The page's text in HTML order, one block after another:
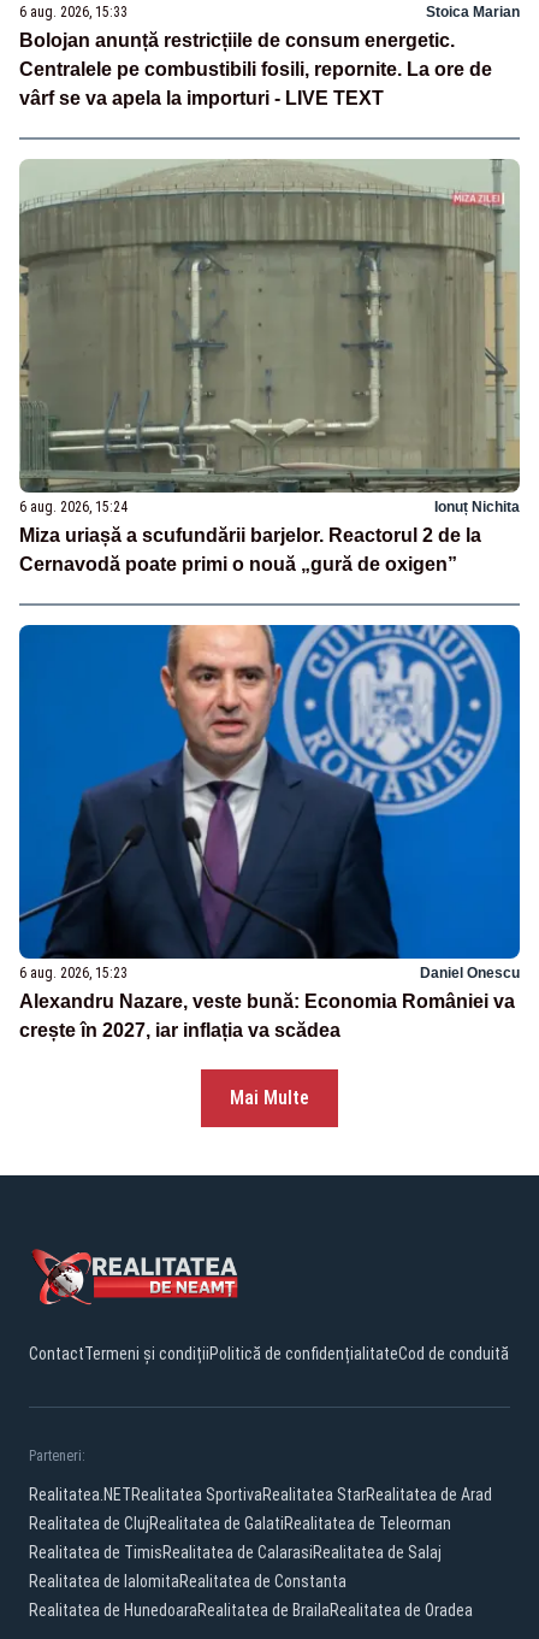
6 aug. 2026, 15:33 Stoica Marian
Bolojan anunță restricțiile de consum energetic.
Centralele pe combustibili fosili, repornite. La ore de
vârf se va apela la importuri - LIVE TEXT
6 aug. 2026, 15:24 Ionuț Nichita
Miza uriașă a scufundării barjelor. Reactorul 2 de la
Cernavodă poate primi o nouă „gură de oxigen”
6 aug. 2026, 15:23 Daniel Onescu
Alexandru Nazare, veste bună: Economia României va
crește în 2027, iar inflația va scădea
Mai Multe
ContactTermeni și condițiiPolitică de confidențialitateCod de conduită
Parteneri:
Realitatea.NETRealitatea SportivaRealitatea StarRealitatea de Arad
Realitatea de ClujRealitatea de GalatiRealitatea de Teleorman
Realitatea de TimisRealitatea de CalarasiRealitatea de Salaj
Realitatea de IalomitaRealitatea de Constanta
Realitatea de HunedoaraRealitatea de BrailaRealitatea de Oradea